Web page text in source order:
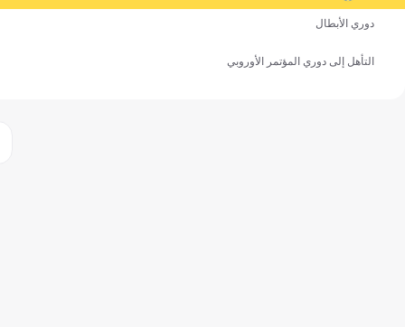
دوري الأبطال
التأهل إلى دوري المؤتمر الأوروبي